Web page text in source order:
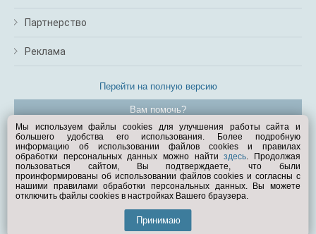
Партнерство
Реклама
Перейти на полную версию
Вам помочь?
© Exist.ru 1998—2026
Мы используем файлы cookies для улучшения работы сайта и
большего удобства его использования. Более подробную
информацию об использовании файлов cookies и правилах
обработки персональных данных можно найтиздесь. Продолжая
пользоваться сайтом, Вы подтверждаете, что были
проинформированы об использовании файлов cookies и согласны с
нашими правилами обработки персональных данных. Вы можете
отключить файлы cookies в настройках Вашего браузера.
Принимаю